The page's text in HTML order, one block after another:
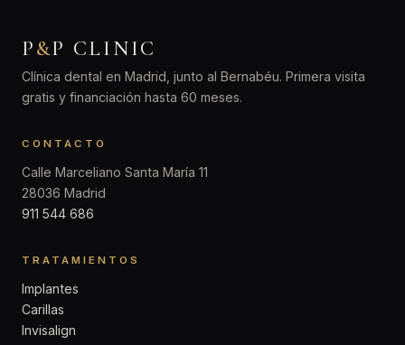
P&P CLINIC
Clínica dental en Madrid, junto al Bernabéu. Primera visita
gratis y financiación hasta 60 meses.
CONTACTO
Calle Marceliano Santa María 11
28036 Madrid
911 544 686
TRATAMIENTOS
Implantes
Carillas
Invisalign